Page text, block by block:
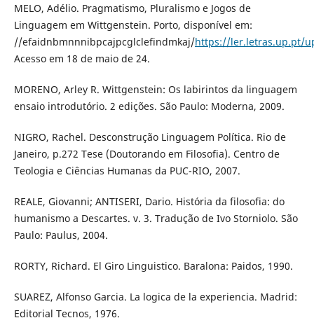
MELO, Adélio. Pragmatismo, Pluralismo e Jogos de
Linguagem em Wittgenstein. Porto, disponível em:
//efaidnbmnnnibpcajpcglclefindmkaj/https://ler.letras.up.pt/
Acesso em 18 de maio de 24.
MORENO, Arley R. Wittgenstein: Os labirintos da linguagem
ensaio introdutório. 2 edições. São Paulo: Moderna, 2009.
NIGRO, Rachel. Desconstrução Linguagem Política. Rio de
Janeiro, p.272 Tese (Doutorando em Filosofia). Centro de
Teologia e Ciências Humanas da PUC-RIO, 2007.
REALE, Giovanni; ANTISERI, Dario. História da filosofia: do
humanismo a Descartes. v. 3. Tradução de Ivo Storniolo. São
Paulo: Paulus, 2004.
RORTY, Richard. El Giro Linguistico. Baralona: Paidos, 1990.
SUAREZ, Alfonso Garcia. La logica de la experiencia. Madrid:
Editorial Tecnos, 1976.